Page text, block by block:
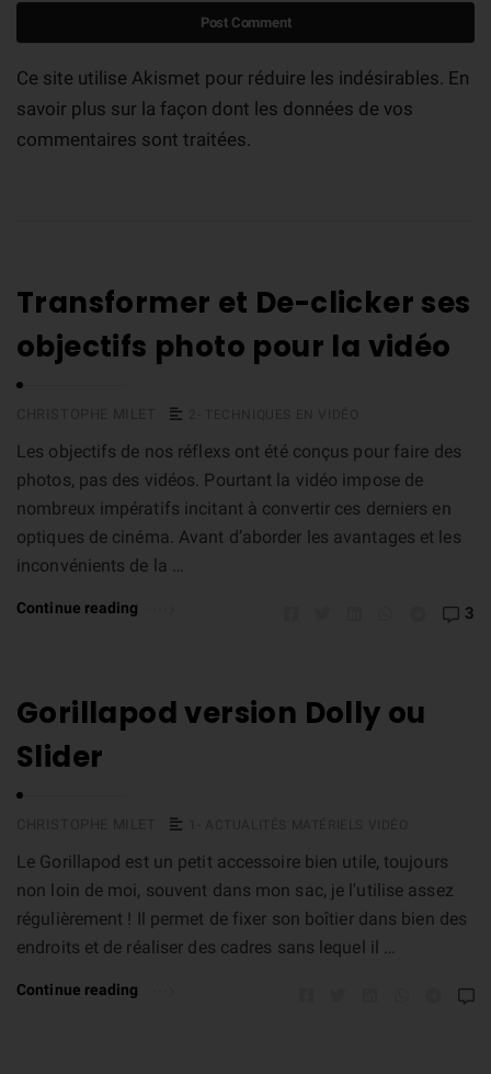
Ce site utilise Akismet pour réduire les indésirables. En
savoir plus sur la façon dont les données de vos
commentaires sont traitées.
Transformer et De-clicker ses
objectifs photo pour la vidéo
Les objectifs de nos réflexs ont été conçus pour faire des
photos, pas des vidéos. Pourtant la vidéo impose de
nombreux impératifs incitant à convertir ces derniers en
optiques de cinéma. Avant d’aborder les avantages et les
inconvénients de la …
Continue reading 3
Gorillapod version Dolly ou
Slider
Le Gorillapod est un petit accessoire bien utile, toujours
non loin de moi, souvent dans mon sac, je l'utilise assez
régulièrement ! Il permet de fixer son boîtier dans bien des
endroits et de réaliser des cadres sans lequel il …
Continue reading